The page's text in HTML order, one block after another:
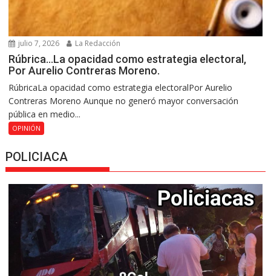
julio 7, 2026 La Redacción
Rúbrica…La opacidad como estrategia electoral,
Por Aurelio Contreras Moreno.
RúbricaLa opacidad como estrategia electoralPor Aurelio
Contreras Moreno Aunque no generó mayor conversación
pública en medio...
OPINIÓN
POLICIACA